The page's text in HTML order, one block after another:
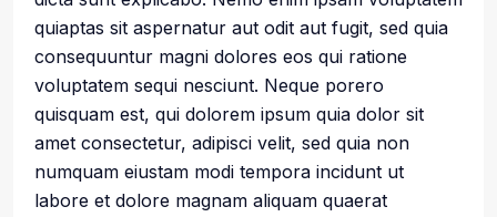
quiaptas sit aspernatur aut odit aut fugit, sed quia
consequuntur magni dolores eos qui ratione
voluptatem sequi nesciunt. Neque porero
quisquam est, qui dolorem ipsum quia dolor sit
amet consectetur, adipisci velit, sed quia non
numquam eiustam modi tempora incidunt ut
labore et dolore magnam aliquam quaerat